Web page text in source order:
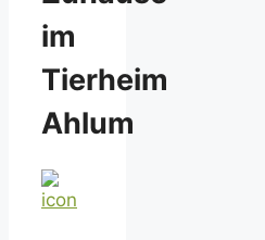
im
Tierheim
Ahlum